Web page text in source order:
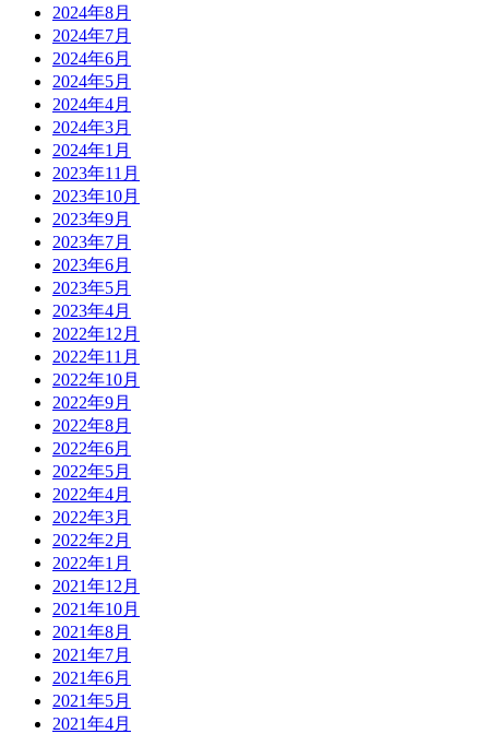
2024年8月
2024年7月
2024年6月
2024年5月
2024年4月
2024年3月
2024年1月
2023年11月
2023年10月
2023年9月
2023年7月
2023年6月
2023年5月
2023年4月
2022年12月
2022年11月
2022年10月
2022年9月
2022年8月
2022年6月
2022年5月
2022年4月
2022年3月
2022年2月
2022年1月
2021年12月
2021年10月
2021年8月
2021年7月
2021年6月
2021年5月
2021年4月